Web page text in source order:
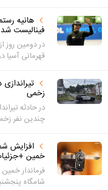
فینالیست شد
در دومین روز
قهرمانی آسیا
زخمی
در حادثه
چندین نفر
افزایش
خمین
فرماندار